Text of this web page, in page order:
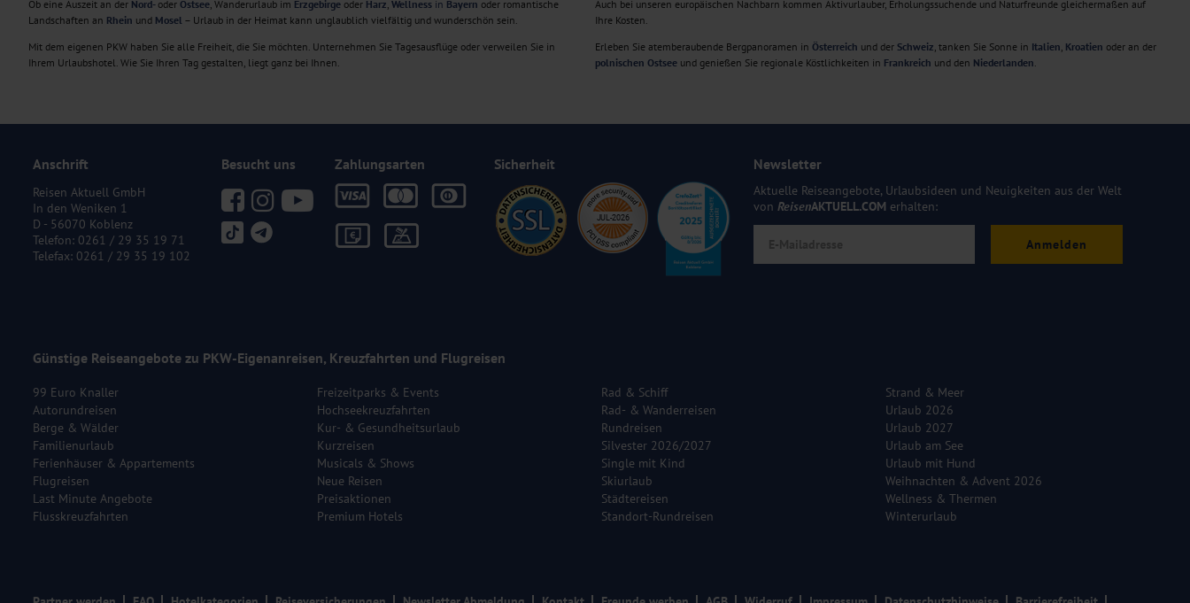
Ob eine Auszeit an der Nord- oder Ostsee, Wanderurlaub im Erzgebirge oder Harz, Wellness in Bayern oder romantische
Landschaften an Rhein und Mosel – Urlaub in der Heimat kann unglaublich vielfältig und wunderschön sein.
Mit dem eigenen PKW haben Sie alle Freiheit, die Sie möchten. Unternehmen Sie Tagesausflüge oder verweilen Sie in
Ihrem Urlaubshotel. Wie Sie Ihren Tag gestalten, liegt ganz bei Ihnen.
Auch bei unseren europäischen Nachbarn kommen Aktivurlauber, Erholungssuchende und Naturfreunde gleichermaßen auf
Ihre Kosten.
Erleben Sie atemberaubende Bergpanoramen in Österreich und der Schweiz, tanken Sie Sonne in Italien, Kroatien oder an der
polnischen Ostsee und genießen Sie regionale Köstlichkeiten in Frankreich und den Niederlanden.
Anschrift
Reisen Aktuell GmbH
In den Weniken 1
D - 56070 Koblenz
Telefon: 0261 / 29 35 19 71
Telefax: 0261 / 29 35 19 102
Besucht uns Zahlungsarten Sicherheit Newsletter
Aktuelle Reiseangebote, Urlaubsideen und Neuigkeiten aus der Welt
von ReisenAKTUELL.COM erhalten:
Anmelden
Günstige Reiseangebote zu PKW-Eigenanreisen, Kreuzfahrten und Flugreisen
99 Euro Knaller
Autorundreisen
Berge & Wälder
Familienurlaub
Ferienhäuser & Appartements
Flugreisen
Last Minute Angebote
Flusskreuzfahrten
Freizeitparks & Events
Hochseekreuzfahrten
Kur- & Gesundheitsurlaub
Kurzreisen
Musicals & Shows
Neue Reisen
Preisaktionen
Premium Hotels
Rad & Schiff
Rad- & Wanderreisen
Rundreisen
Silvester 2026/2027
Single mit Kind
Skiurlaub
Städtereisen
Standort-Rundreisen
Strand & Meer
Urlaub 2026
Urlaub 2027
Urlaub am See
Urlaub mit Hund
Weihnachten & Advent 2026
Wellness & Thermen
Winterurlaub